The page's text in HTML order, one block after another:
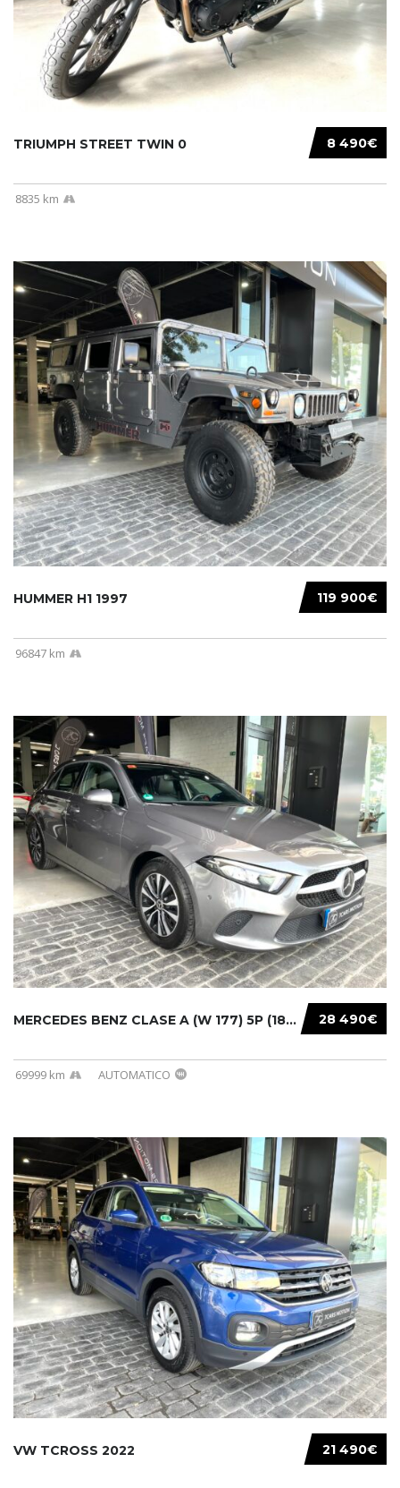
8 490€
TRIUMPH STREET TWIN 0
8835 km
119 900€
HUMMER H1 1997
96847 km
28 490€
MERCEDES BENZ CLASE A (W 177) 5P (18-) 2020....
69999 km AUTOMATICO
21 490€
VW TCROSS 2022